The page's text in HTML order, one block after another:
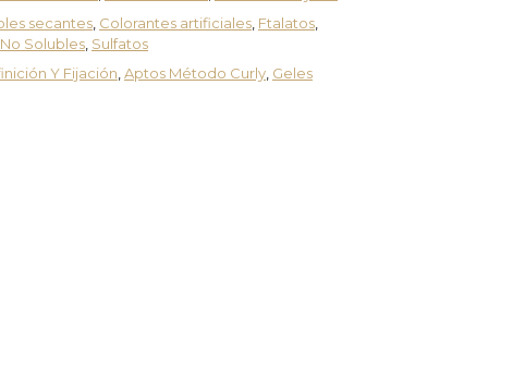
secantes, Colorantes artificiales, Ftalatos,
Solubles, Sulfatos
Y Fijación,Aptos Método Curly, Geles